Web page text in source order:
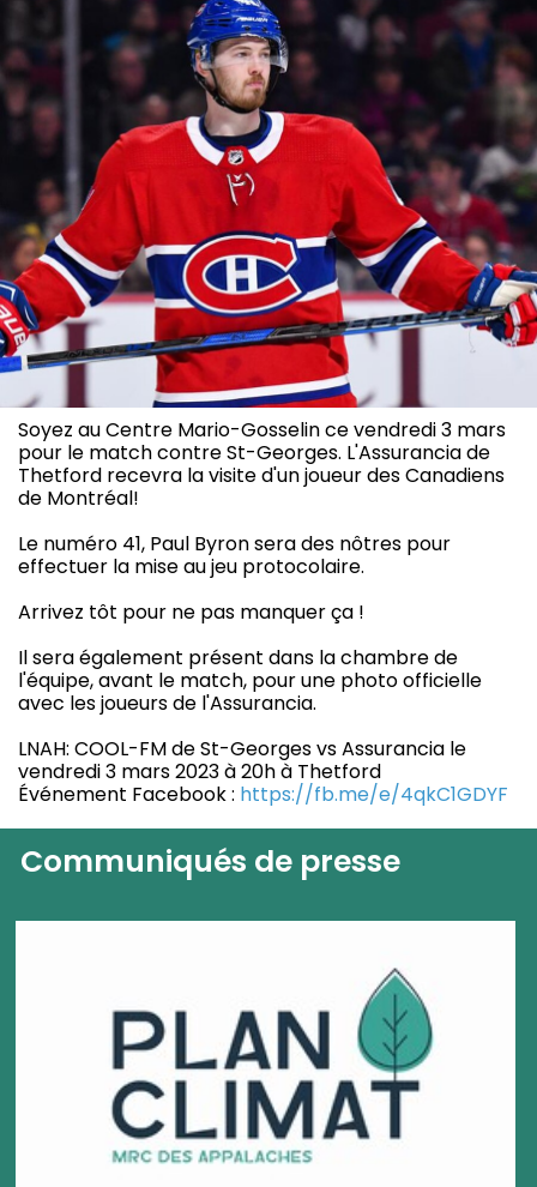
Soyez au Centre Mario-Gosselin ce vendredi 3 mars
pour le match contre St-Georges. L'Assurancia de
Thetford recevra la visite d'un joueur des Canadiens
de Montréal!
Le numéro 41, Paul Byron sera des nôtres pour
effectuer la mise au jeu protocolaire.
Arrivez tôt pour ne pas manquer ça !
Il sera également présent dans la chambre de
l'équipe, avant le match, pour une photo officielle
avec les joueurs de l'Assurancia.
LNAH: COOL-FM de St-Georges vs Assurancia le
vendredi 3 mars 2023 à 20h à Thetford
Événement Facebook : https://fb.me/e/4qkC1GDYF
Communiqués de presse